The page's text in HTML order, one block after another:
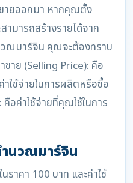
ายออกมา หากคุณตั้ง
ามารถสร้างรายได้จาก
วณมาร์จิน คุณจะต้องทราบ
าย (Selling Price): คือ
ใช้จ่ายในการผลิตหรือซื้อ
อค่าใช้จ่ายที่คุณใช้ในการ
นวณมาร์จิน
าคา 100 บาท และค่าใช้